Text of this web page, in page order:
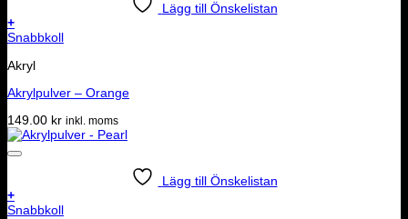
Lägg till Önskelistan
+
Snabbkoll
Akryl
Akrylpulver – Orange
149.00 kr inkl. moms
Lägg till Önskelistan
+
Snabbkoll